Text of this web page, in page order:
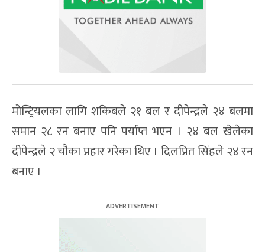
मोन्ट्रियलका लागि शकिबले २१ बल र दीपेन्द्रले २४ बलमा
समान २८ रन बनाए पनि पर्याप्त भएन । २४ बल खेलेका
दीपेन्द्रले २ चौका प्रहार गरेका थिए । दिलप्रित सिंहले २४ रन
बनाए ।